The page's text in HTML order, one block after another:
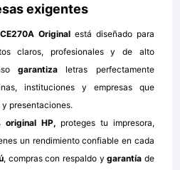
exigentes
Originalestá diseñado para
claros, profesionales y de alto
garantizaletras perfectamente
instituciones y empresas que
presentaciones.
original HP, proteges tu impresora,
un rendimiento confiable en cada
, compras con respaldo ygarantía de